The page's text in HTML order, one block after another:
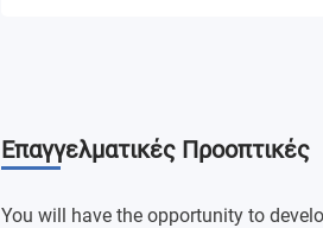
Final Project Plan 2
Professional Context 2
Επαγγελματικές Προοπτικές
You will have the opportunity to